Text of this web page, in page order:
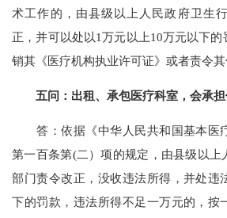
术工作的，由县级以上人民政府卫生
正，并可以处以1万元以上10万元以下
销其《医疗机构执业许可证》或者责令其
五问：出租、承包医疗科室，会承
答：依据《中华人民共和国基本医疗
第一百条第(二）项的规定，由县级以上
部门责令改正，没收违法所得，并处违
下的罚款，违法所得不足一万元的，按